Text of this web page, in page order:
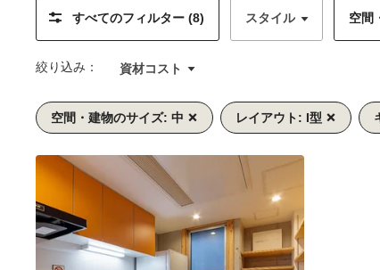
すべてのフィルター (8) スタイル 空間
絞り込み： 資材コスト
空間・建物のサイズ: 中 レイアウト: I型
へ
へ